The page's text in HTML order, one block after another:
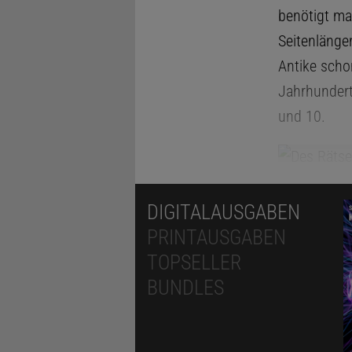
benötigt
Antike
und 10.
Der
DIGITALAUSGABEN
PRINTAUSGABEN
TOPSELLER
BUNDLES